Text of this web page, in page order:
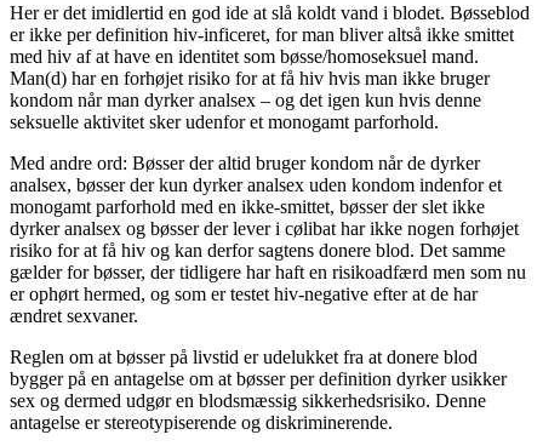
Her er det imidlertid en god ide at slå koldt vand i blodet. Bøsseblod
er ikke per definition hiv-inficeret, for man bliver altså ikke smittet
med hiv af at have en identitet som bøsse/homoseksuel mand.
Man(d) har en forhøjet risiko for at få hiv hvis man ikke bruger
kondom når man dyrker analsex – og det igen kun hvis denne
seksuelle aktivitet sker udenfor et monogamt parforhold.
Med andre ord: Bøsser der altid bruger kondom når de dyrker
analsex, bøsser der kun dyrker analsex uden kondom indenfor et
monogamt parforhold med en ikke-smittet, bøsser der slet ikke
dyrker analsex og bøsser der lever i cølibat har ikke nogen forhøjet
risiko for at få hiv og kan derfor sagtens donere blod. Det samme
gælder for bøsser, der tidligere har haft en risikoadfærd men som nu
er ophørt hermed, og som er testet hiv-negative efter at de har
ændret sexvaner.
Reglen om at bøsser på livstid er udelukket fra at donere blod
bygger på en antagelse om at bøsser per definition dyrker usikker
sex og dermed udgør en blodsmæssig sikkerhedsrisiko. Denne
antagelse er stereotypiserende og diskriminerende.